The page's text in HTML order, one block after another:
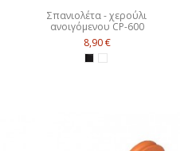
Σπανιολέτα - χερούλι
ανοιγόμενου CP-600
8,90 €